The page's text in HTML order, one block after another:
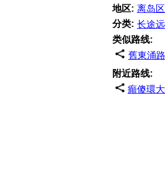
地区: 离岛区
分类: 长途
类似路线:
舊東涌
附近路线:
癲傻環